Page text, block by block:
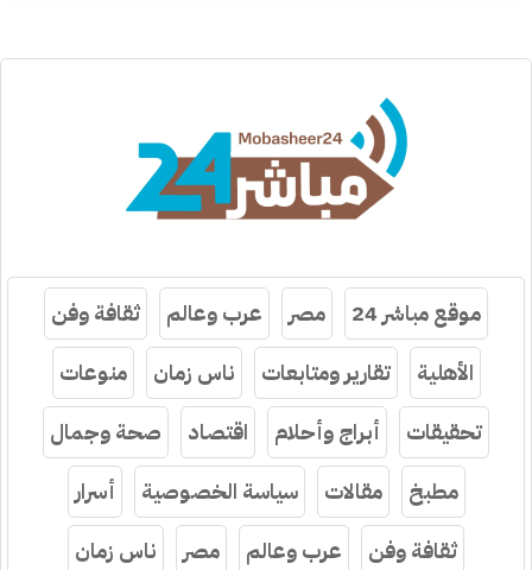
موقع مباشر 24 مصر عرب وعالم
ثقافة وفن
الأهلية
تقارير ومتابعات ناس زمان
منوعات
تحقيقات
أبراج وأحلام اقتصاد
صحة وجمال
مطبخ
مقالات سياسة الخصوصية
أسرار
ثقافة وفن
عرب وعالم مصر ناس زمان